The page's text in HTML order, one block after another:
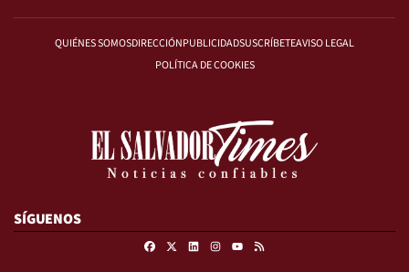
QUIÉNES SOMOSDIRECCIÓNPUBLICIDADSUSCRÍBETEAVISO LEGAL
POLÍTICA DE COOKIES
SÍGUENOS
FacebookLinkedinInstagram